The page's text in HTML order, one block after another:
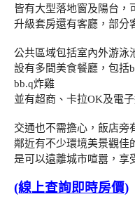
皆有大型落地窗及陽台，
升級套房還有客廳，部分
公共區域包括室內外游泳
設有多間美食餐廳，包括
bb.q炸雞
並有超商、卡拉OK及電
交通也不需擔心，飯店旁
鄰近有不少環境美景觀佳
是可以遠離城市喧囂，享
(線上查詢即時房價)